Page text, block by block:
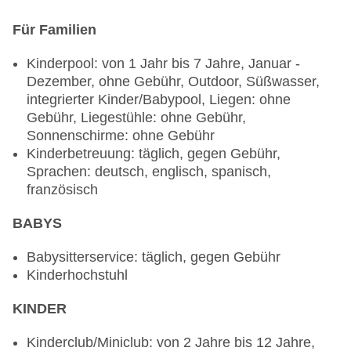
Unterhaltungsprogramm, (Live-) Musik und Tanz,
Restaurants: 5
Hauptrestaurant „ERGOS RESTAURANT“:
Küche: asiatisch, chinesisch, international,
italienisch, landestypisch, mexikanisch,
orientalisch, regional, spanisch,
Fisch/Meeresfrüchte, Grillgerichte, Sushi, Buffet,
Anfrage & Reservierung nicht notwendig, ohne
10:00 Uhr, 12:00 Uhr - 15:00 Uhr und 19:00 Uhr -
Spezialitätenrestaurant „Amici“: Küche:
italienisch, à la carte, Anfrage & Reservierung
inklusive, Januar - Dezember, täglich 19:00 Uhr -
23:00 Uhr, klimatisierbar, Kinderhochstuhl,
Für Familien
Kinderpool: von 1 Jahr bis 7 Jahre, Januar -
Dezember, ohne Gebühr, Outdoor, Süßwasser,
integrierter Kinder/Babypool, Liegen: ohne
Gebühr, Liegestühle: ohne Gebühr,
Sonnenschirme: ohne Gebühr
Kinderbetreuung: täglich, gegen Gebühr,
Sprachen: deutsch, englisch, spanisch,
französisch
BABYS
Babysitterservice: täglich, gegen Gebühr
Kinderhochstuhl
KINDER
Kinderclub/Miniclub: von 2 Jahre bis 12 Jahre,